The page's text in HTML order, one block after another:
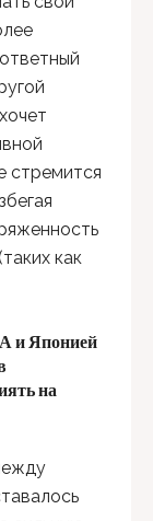
стремится
как
и Японией
на